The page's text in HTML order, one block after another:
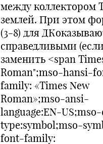
между коллектором
землей. При этом
(3-8) для
справедливыми (если
заменить <span
Roman";mso-hansi-
family: «Times New
Roman»;mso-ansi-
language:EN-
type:symbol;mso-
font-family: